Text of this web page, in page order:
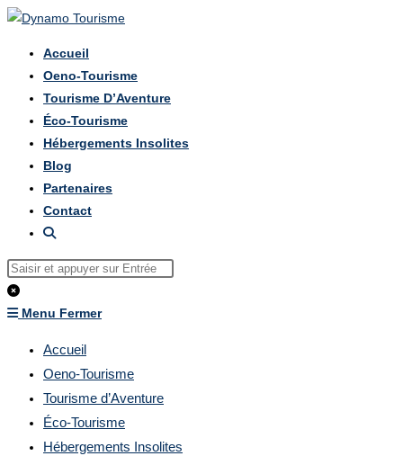
Skip
content
Accueil
Oeno-Tourisme
Tourisme D’Aventure
Éco-Tourisme
Hébergements Insolites
Blog
Partenaires
Contact
Toggle
Search
Rechercher
sur
ce Menu Fermer
Accueil
Oeno-Tourisme
Tourisme d’Aventure
Éco-Tourisme
Hébergements Insolites